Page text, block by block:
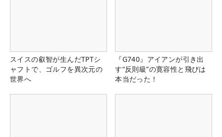
スイスの叡智が生んだTPTシ
ャフトで、ゴルフを異次元の
世界へ
『G740』アイアンが引き出
す“反則級”の寛容性と飛びは
本当だった！